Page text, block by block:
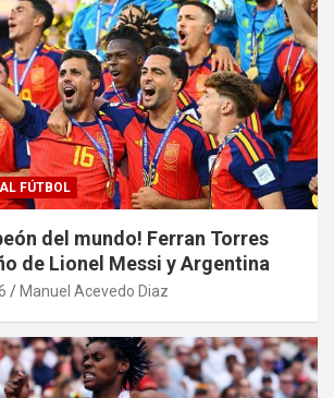
FÚTBOL
del mundo! Ferran Torres
de Lionel Messi y Argentina
Manuel Acevedo Diaz